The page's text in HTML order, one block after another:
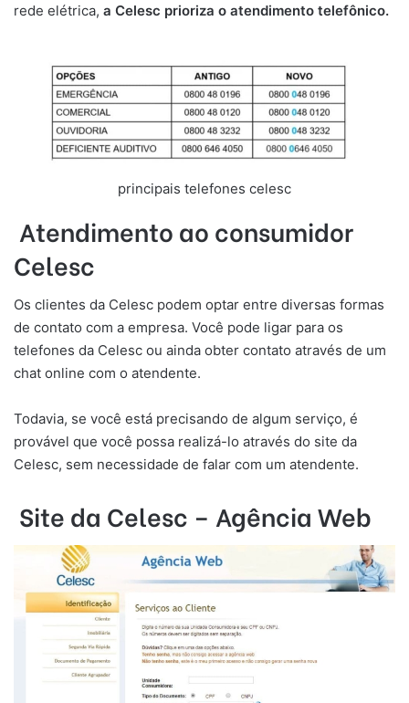
rede elétrica, a Celesc prioriza o atendimento telefônico.
principais telefones celesc
Atendimento ao consumidor
Celesc
Os clientes da Celesc podem optar entre diversas formas
de contato com a empresa. Você pode ligar para os
telefones da Celesc ou ainda obter contato através de um
chat online com o atendente.
Todavia, se você está precisando de algum serviço, é
provável que você possa realizá-lo através do site da
Celesc, sem necessidade de falar com um atendente.
Site da Celesc – Agência Web